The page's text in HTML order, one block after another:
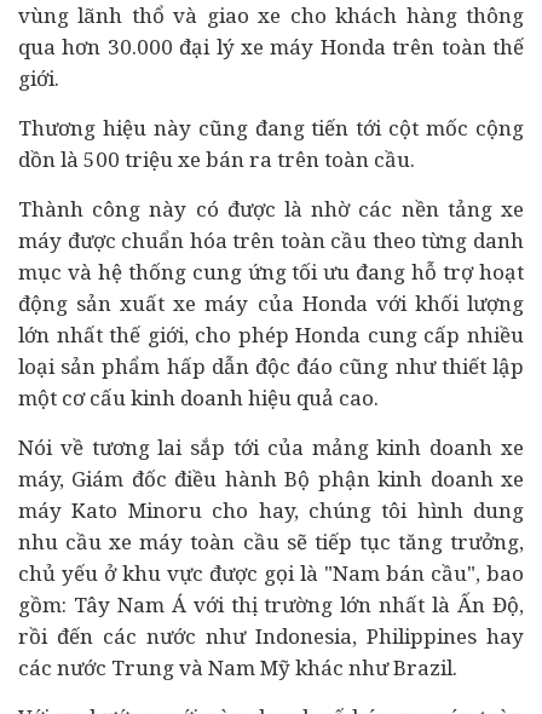
vùng lãnh thổ và giao xe cho khách hàng thông
qua hơn 30.000 đại lý xe máy Honda trên toàn thế
giới.
Thương hiệu này cũng đang tiến tới cột mốc cộng
dồn là 500 triệu xe bán ra trên toàn cầu.
Thành công này có được là nhờ các nền tảng xe
máy được chuẩn hóa trên toàn cầu theo từng danh
mục và hệ thống cung ứng tối ưu đang hỗ trợ hoạt
động sản xuất xe máy của Honda với khối lượng
lớn nhất thế giới, cho phép Honda cung cấp nhiều
loại sản phẩm hấp dẫn độc đáo cũng như thiết lập
một cơ cấu kinh doanh hiệu quả cao.
Nói về tương lai sắp tới của mảng kinh doanh xe
máy, Giám đốc điều hành Bộ phận kinh doanh xe
máy Kato Minoru cho hay, chúng tôi hình dung
nhu cầu xe máy toàn cầu sẽ tiếp tục tăng trưởng,
chủ yếu ở khu vực được gọi là "Nam bán cầu", bao
gồm: Tây Nam Á với thị trường lớn nhất là Ấn Độ,
rồi đến các nước như Indonesia, Philippines hay
các nước Trung và Nam Mỹ khác như Brazil.